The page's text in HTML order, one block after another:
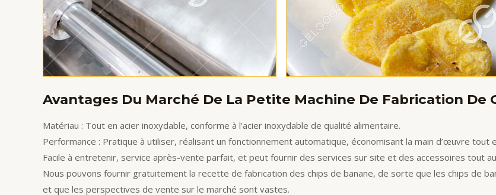
Avantages Du Marché De La Petite Machine De Fabrication De
Matériau : Tout en acier inoxydable, conforme à l’acier inoxydable de qualité alimentaire.
Performance : Pratique à utiliser, réalisant un fonctionnement automatique, économisant la main d’œuvre tout
Facile à entretenir, service après-vente parfait, et peut fournir des services sur site et des accessoires tout au
Nous pouvons fournir gratuitement la recette de fabrication des chips de banane, de sorte que les chips de
et que les perspectives de vente sur le marché sont vastes.